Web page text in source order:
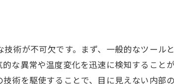
満足度を高める故障診断のポイント
防のための定期メンテナンスの重要性
術が不可欠です。まず、一般的なツール
な異常や温度変化を迅速に検知すること
術を駆使することで、目に見えない内部